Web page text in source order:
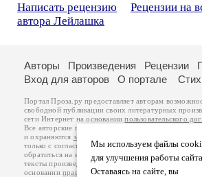
Написать рецензию
Рецензии на
автора Лейлашка
Мы используем файлы
для улучшения работы
Оставаясь на сайте, вы
Авторы Произведения Рецензии
Вход для авторов
О портале
Портал Проза.ру предоставляет авторам
свободной публикации своих литературных
сети Интернет на основаниипользовательского
Все авторские права на произведения принадлежат
и охраняются законом
. Перепечатка произведений
только с согласия его автора, к которому вы
обратиться на его авторской странице.
тексты произведений авторы несут самостоятельно
основанииправил публикацииизаконодательства